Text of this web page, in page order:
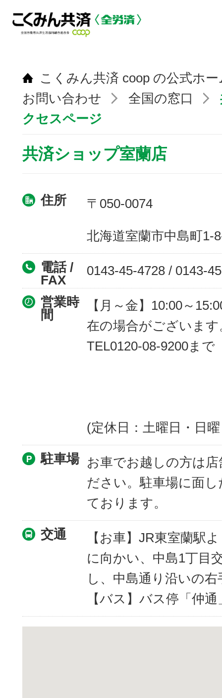
こくみん共済 coop の公式ホ
お問い合わせ
全国の窓口
クセスページ
共済ショップ室蘭店
住所 〒050-0074
北海道室蘭市中島町1-
電話 /
FAX
0143-45-4728 / 0143-
営業時
間
【月～金】10:00～
在の場合がございま
TEL0120-08-9200まで
(定休日：土曜日・日
駐車場 お車でお越しの方は
ださい。駐車場に面
ております。
交通
【お車】JR東室蘭駅
に向かい、中島1丁目
し、中島通り沿いの
【バス】バス停「仲